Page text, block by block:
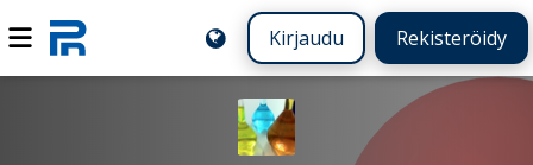
Kirjaudu Rekisteröidy